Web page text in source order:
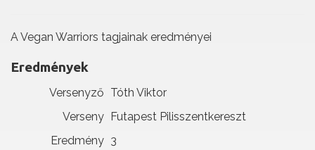
A Vegan Warriors tagjainak eredményei
Eredmények
Versenyző Tóth Viktor
Verseny Futapest Pilisszentkereszt
Eredmény 3